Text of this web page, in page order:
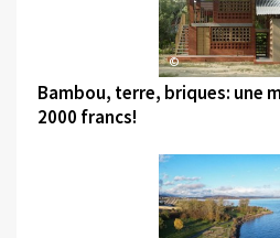
©
Bambou, terre, briques: une
2000 francs!